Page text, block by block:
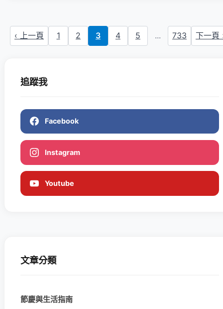
‹ 上一頁 1 2 3 4 5 ... 733 下一頁
追蹤我
Facebook
Instagram
Youtube
文章分類
節慶與生活指南